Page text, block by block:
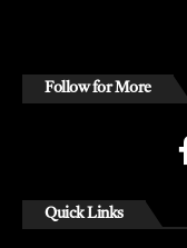
Follow for More
Quick Links